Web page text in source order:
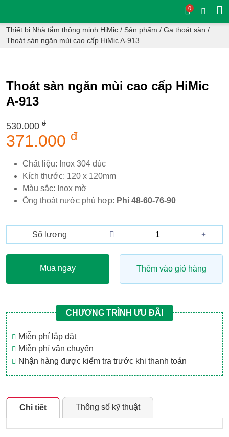
0
Thiết bị Nhà tắm thông minh HiMic / Sản phẩm / Ga thoát sàn /
Thoát sàn ngăn mùi cao cấp HiMic A-913
Thoát sàn ngăn mùi cao cấp HiMic
A-913
530.000đ
371.000 đ
Chất liệu: Inox 304 đúc
Kích thước: 120 x 120mm
Màu sắc: Inox mờ
Ống thoát nước phù hợp: Phi 48-60-76-90
Số lượng
Mua ngay Thêm vào giỏ hàng
CHƯƠNG TRÌNH ƯU ĐÃI
Miễn phí lắp đặt
Miễn phí vận chuyển
Nhận hàng được kiểm tra trước khi thanh toán
Chi tiết Thông số kỹ thuật